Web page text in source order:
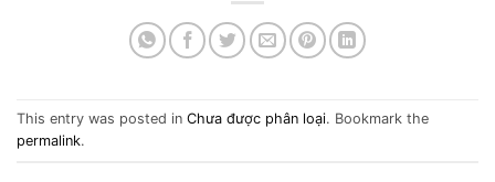
This entry was posted in Chưa được phân loại. Bookmark the
permalink.